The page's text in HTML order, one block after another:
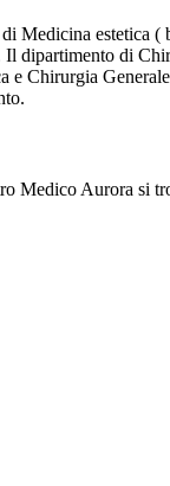
Medicina estetica
dipartimento di
Chirurgia
Medico Aurora si